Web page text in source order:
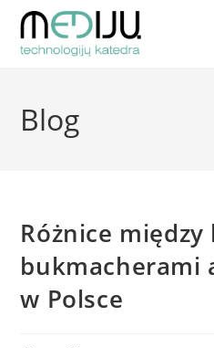
Skip
content
Blog
Różnice
bukmacherami
w Polsce